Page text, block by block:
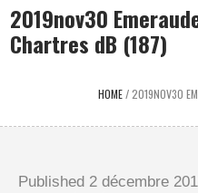
2019nov30
Chartres dB (187)
HOME/2019NOV30
Published 2 décembre